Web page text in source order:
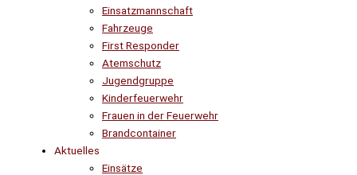
Einsatzmannschaft
Fahrzeuge
First Responder
Atemschutz
Jugendgruppe
Kinderfeuerwehr
Frauen in der Feuerwehr
Brandcontainer
Aktuelles
Einsätze